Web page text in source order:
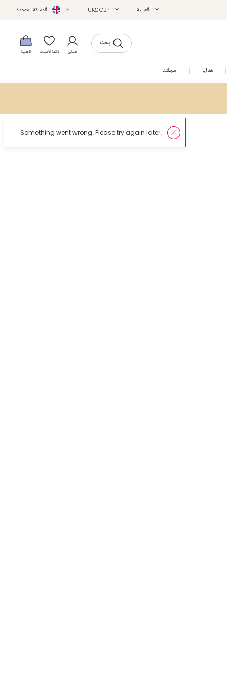
العربية UK£ GBP المملكة المتحدة
بحث
حسابي قائمة الأمنيات الحقيبة
هدايا مجلتنا